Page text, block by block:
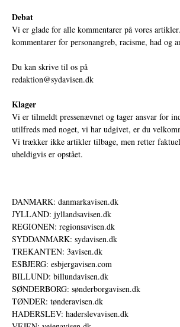
Debat
Vi er glade for alle kommentarer på vores
kommentarer for personangreb, racisme, had og
Du kan skrive til os på
redaktion@sydavisen.dk
Klager
Vi er tilmeldt pressenævnet og tager ansvar for
utilfreds med noget, vi har udgivet, er du
Vi trækker ikke artikler tilbage, men retter
uheldigvis er opstået.
DANMARK: danmarkavisen.dk
JYLLAND: jyllandsavisen.dk
REGIONEN: regionsavisen.dk
SYDDANMARK: sydavisen.dk
TREKANTEN: 3avisen.dk
ESBJERG: esbjergavisen.com
BILLUND: billundavisen.dk
SØNDERBORG: sønderborgavisen.dk
TØNDER: tønderavisen.dk
HADERSLEV: haderslevavisen.dk